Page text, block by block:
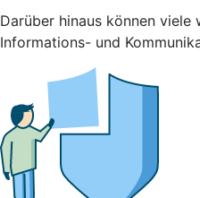
Darüber hinaus können
Informations- und